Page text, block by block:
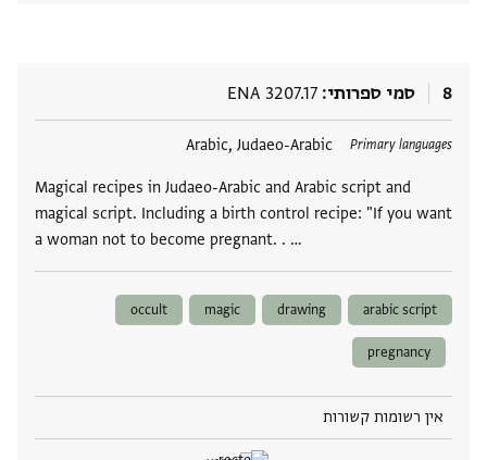
8 סמי ספרותי ENA 3207.17
Primary languages
Arabic, Judaeo-Arabic
Magical recipes in Judaeo-Arabic and Arabic script and
magical script. Including a birth control recipe: "If you want
a woman not to become pregnant. . …
תגים
arabic script
drawing
magic
occult
pregnancy
אין רשומות קשורות